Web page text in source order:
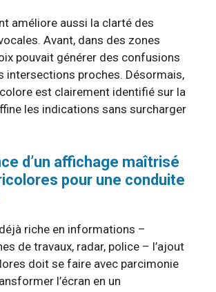
améliore aussi la clarté des
Avant, dans des zones
pouvait générer des confusions
intersections proches. Désormais,
est clairement identifié sur la
les indications sans surcharger
d’un affichage maîtrisé
pour une conduite
riche en informations –
de travaux, radar, police – l’ajout
doit se faire avec parcimonie
l’écran en un